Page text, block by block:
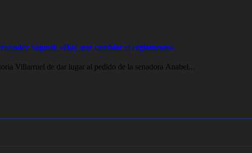
Sagasti: «Hay que cambiar el reglamento»
Villarruel de dar lugar al pedido de la senadora Anabel...